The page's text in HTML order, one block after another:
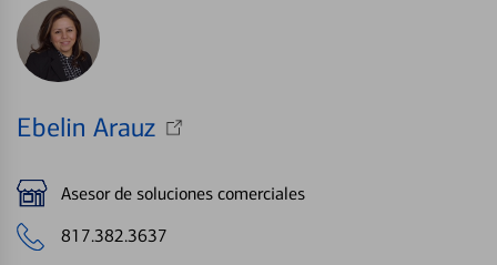
Ebelin Arauz
Asesor de soluciones comerciales
817.382.3637